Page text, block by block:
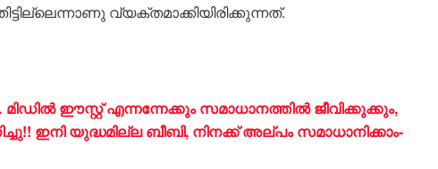
വ്യക്തമാക്കിയിരിക്കുന്നത്.
ഈസ്റ്റ് എന്നന്നേക്കും സമാധാനത്തിൽ ജീവിക്കുക്കും,
ഇനി യുദ്ധമില്ല ബീബി, നിനക്ക് അല്പം സമാധാനിക്കാം-